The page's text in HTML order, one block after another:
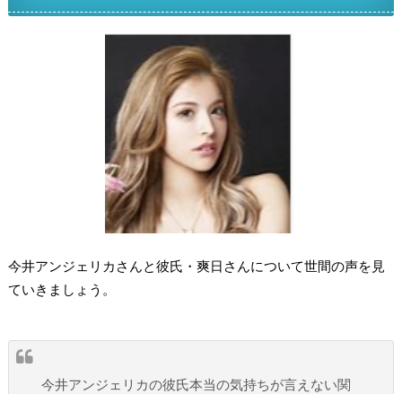
今井アンジェリカさんと彼氏・爽日さんについて世間の声を見
ていきましょう。
今井アンジェリカの彼氏本当の気持ちが言えない関